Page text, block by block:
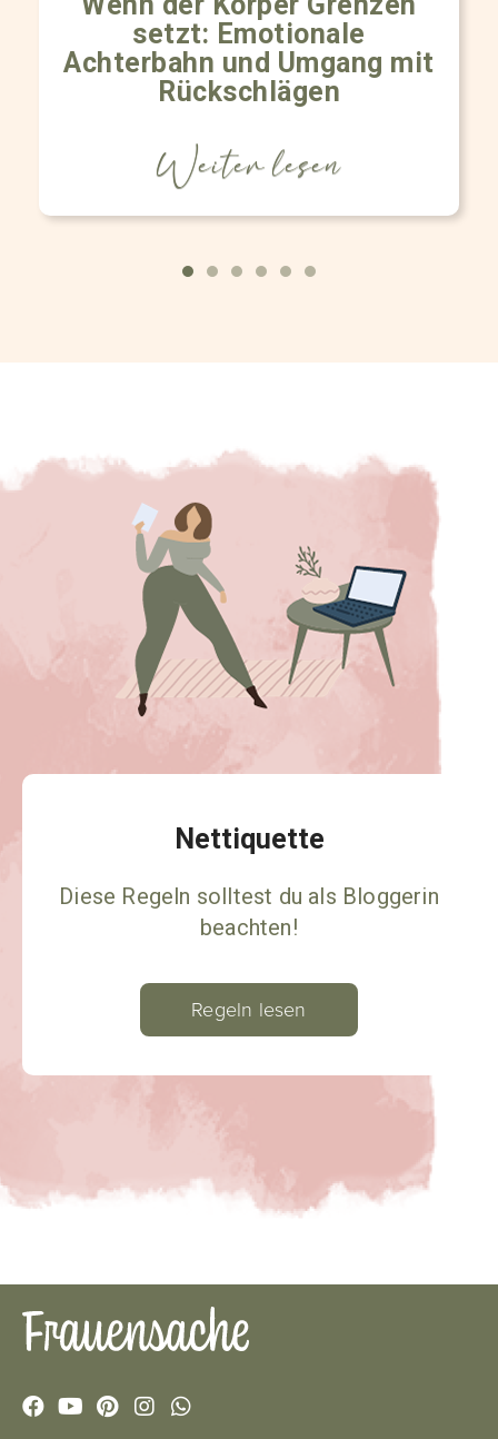
setzt: Emotionale
Achterbahn und Umgang mit
Rückschlägen
Weiter lesen
Nettiquette
Diese Regeln solltest du als Bloggerin
beachten!
Regeln lesen